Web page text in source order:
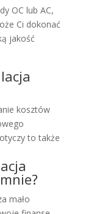
OC lub AC,
Ci dokonać
jakość
kosztów
to także
mało